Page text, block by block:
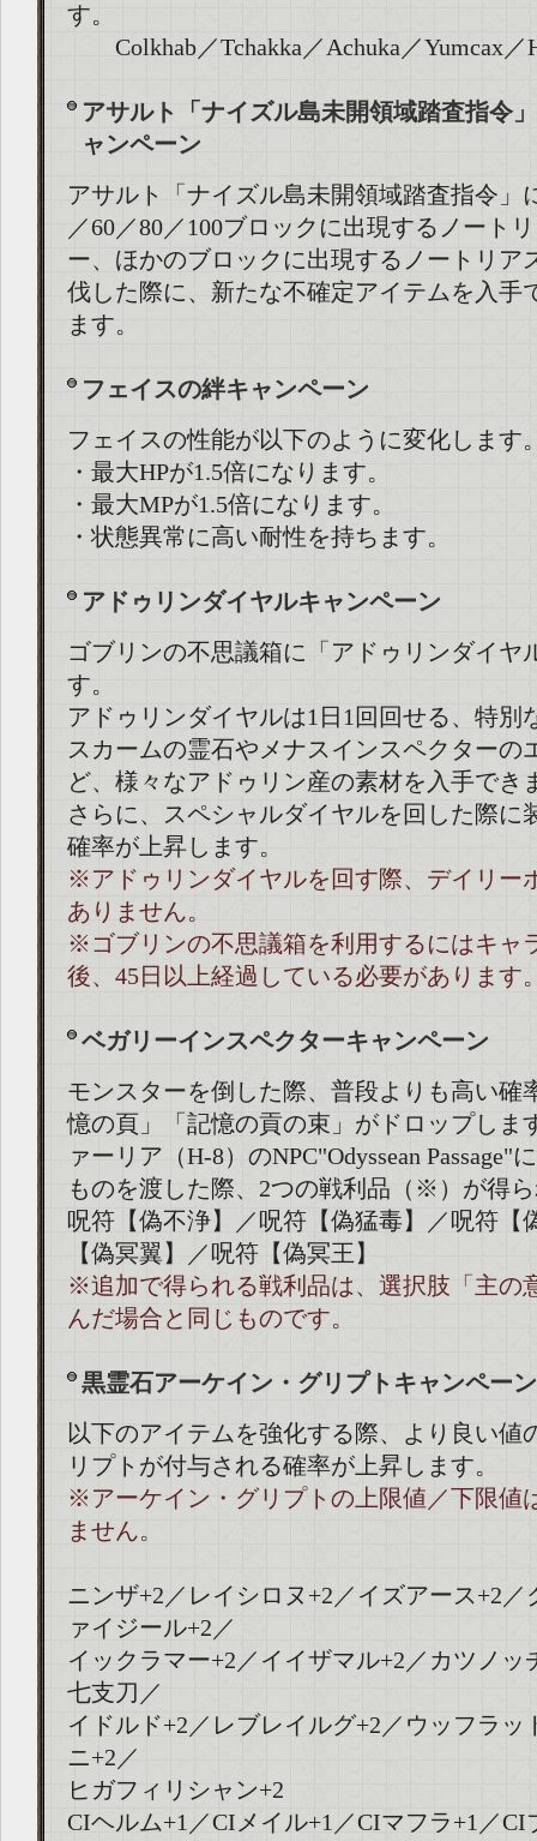
す。
Colkhab／Tchakka／Achuka／Yumcax／
アサルト「ナイズル島未開領域踏査指令
ャンペーン
アサルト「ナイズル島未開領域踏査指令」
／60／80／100ブロックに出現するノート
ー、ほかのブロックに出現するノートリア
伐した際に、新たな不確定アイテムを入手
ます。
フェイスの絆キャンペーン
フェイスの性能が以下のように変化します
・最大HPが1.5倍になります。
・最大MPが1.5倍になります。
・状態異常に高い耐性を持ちます。
アドゥリンダイヤルキャンペーン
ゴブリンの不思議箱に「アドゥリンダイヤ
す。
アドゥリンダイヤルは1日1回回せる、特別
スカームの霊石やメナスインスペクターの
ど、様々なアドゥリン産の素材を入手でき
さらに、スペシャルダイヤルを回した際に
確率が上昇します。
※アドゥリンダイヤルを回す際、デイリー
ありません。
※ゴブリンの不思議箱を利用するにはキャ
後、45日以上経過している必要があります
ベガリーインスペクターキャンペーン
モンスターを倒した際、普段よりも高い確
憶の頁」「記憶の貢の束」がドロップしま
ァーリア（H-8）のNPC"Odyssean Passage"
ものを渡した際、2つの戦利品（※）が得
呪符【偽不浄】／呪符【偽猛毒】／呪符【
【偽冥翼】／呪符【偽冥王】
※追加で得られる戦利品は、選択肢「主の
んだ場合と同じものです。
黒霊石アーケイン・グリプトキャンペーン
以下のアイテムを強化する際、より良い値
リプトが付与される確率が上昇します。
※アーケイン・グリプトの上限値／下限値
ません。
ニンザ+2／レイシロヌ+2／イズアース+2／
ァイジール+2／
イックラマー+2／イイザマル+2／カツノッ
七支刀／
イドルド+2／レブレイルグ+2／ウッフラッ
ニ+2／
ヒガフィリシャン+2
CIヘルム+1／CIメイル+1／CIマフラ+1／CI